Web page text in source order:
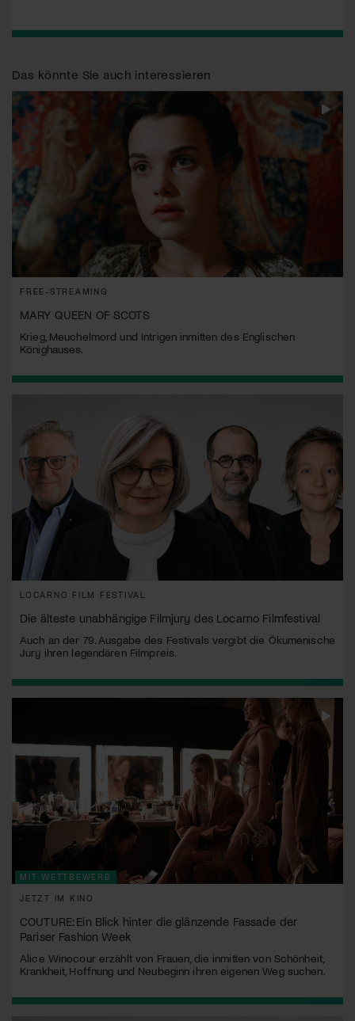
Das könnte Sie auch interessieren
FREE-STREAMING
MARY QUEEN OF SCOTS
Krieg, Meuchelmord und Intrigen inmitten des Englischen
Könighauses.
LOCARNO FILM FESTIVAL
Die älteste unabhängige Filmjury des Locarno Filmfestival
Auch an der 79. Ausgabe des Festivals vergibt die Ökumenische
Jury ihren legendären Filmpreis.
MIT WETTBEWERB
JETZT IM KINO
COUTURE: Ein Blick hinter die glänzende Fassade der
Pariser Fashion Week
Alice Winocour erzählt von Frauen, die inmitten von Schönheit,
Krankheit, Hoffnung und Neubeginn ihren eigenen Weg suchen.